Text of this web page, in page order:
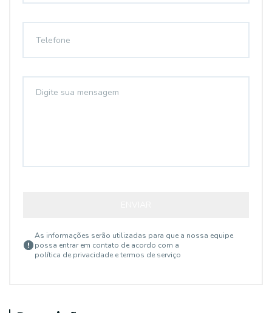
As informações serão utilizadas para que a nossa equipe
possa entrar em contato de acordo com a
política de privacidade e termos de serviço